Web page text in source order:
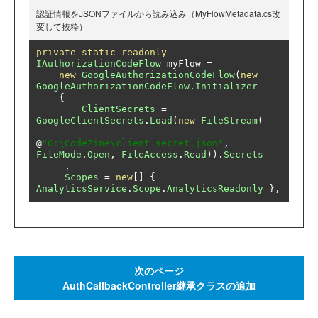
認証情報をJSONファイルから読み込み（MyFlowMetadata.cs改
変して抜粋）
private static
readonly
IAuthorizationCodeFlow myFlow =
new GoogleAuthorizationCodeFlow( new
GoogleAuthorizationCodeFlow . Initializer
{
ClientSecrets =
GoogleClientSecrets . Load ( new FileStream(
@"C:\CodeZine\client_secret.json" ,
FileMode . Open , FileAccess . Read )). Secrets
,
Scopes = new []
{
AnalyticsService . Scope . AnalyticsReadonly },
次のページ
AuthCallbackController継承クラスの追加